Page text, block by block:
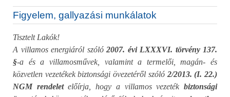
Figyelem, gallyazási munkálatok
Tisztelt Lakók!
A villamos energiáról szóló 2007. évi LXXXVI. törvény 137.
§-a és a villamosművek, valamint a termelői, magán- és
közvetlen vezetékek biztonsági övezetéről szóló 2/2013. (I. 22.)
NGM rendeletelőírja, hogy a villamos vezetékbiztonsági